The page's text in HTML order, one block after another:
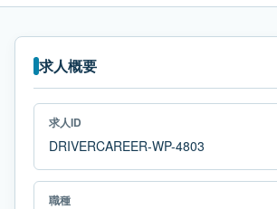
求人概要
求人ID
DRIVERCAREER-WP-4803
職種